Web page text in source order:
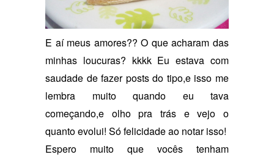
E aí meus amores?? O que acharam das
minhas loucuras? kkkk Eu estava com
saudade de fazer posts do tipo,e isso me
lembra muito quando eu tava
começando,e olho pra trás e vejo o
quanto evolui! Só felicidade ao notar isso!
Espero muito que vocês tenham